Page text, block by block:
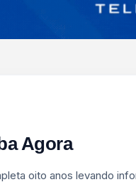
Agora
oito anos levando